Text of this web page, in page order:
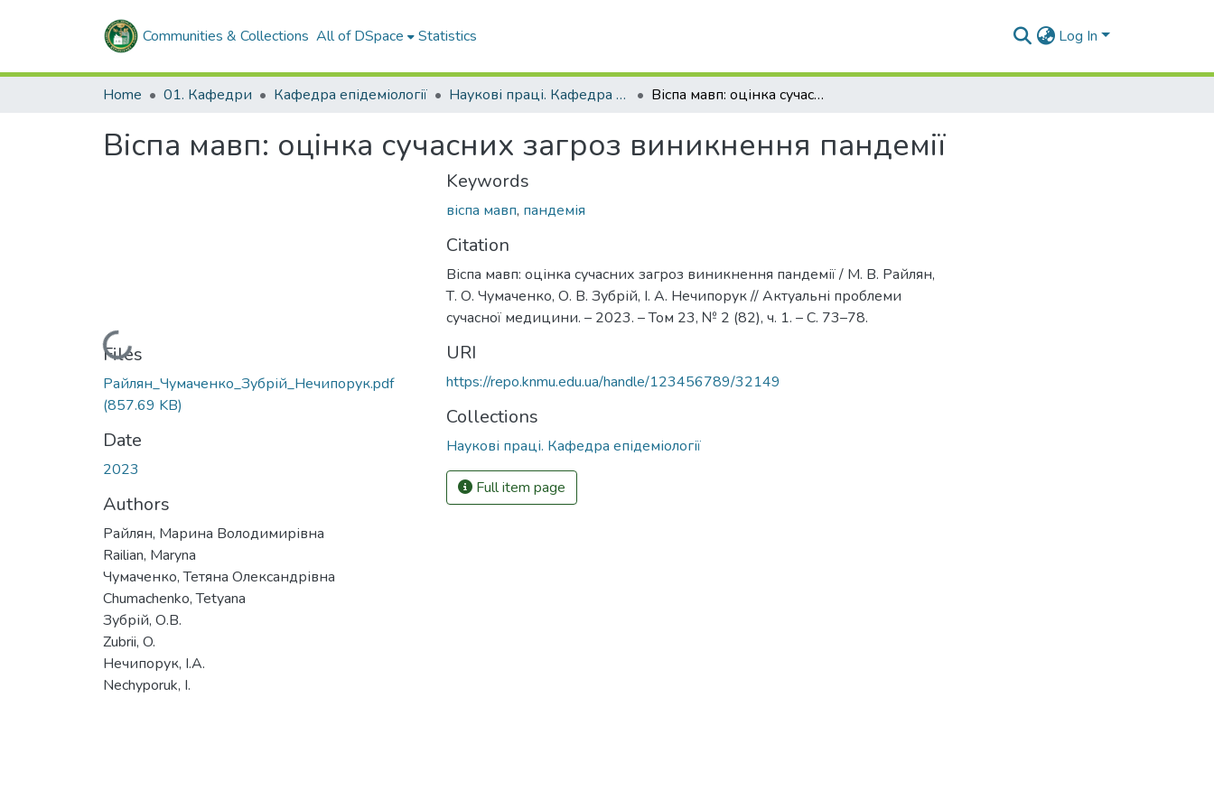
Communities & Collections All of DSpace Statistics Log In
Home 01. Кафедри Кафедра епідеміології Наукові праці. Кафедра епідеміології Віспа мавп: оцінка сучасних загроз виникнення пандемії
Віспа мавп: оцінка сучасних загроз виникнення пандемії
Loading...
Files
Райлян_Чумаченко_Зубрій_Нечипорук.pdf
(857.69 KB)
Date
2023
Authors
Райлян, Марина Володимирівна
Railian, Maryna
Чумаченко, Тетяна Олександрівна
Chumachenko, Tetyana
Зубрій, О.В.
Zubrii, O.
Нечипорук, І.А.
Nechyporuk, I.
Keywords
віспа мавп, пандемія
Citation
Віспа мавп: оцінка сучасних загроз виникнення пандемії / М. В. Райлян,
Т. О. Чумаченко, О. В. Зубрій, І. А. Нечипорук // Актуальні проблеми
сучасної медицини. – 2023. – Том 23, № 2 (82), ч. 1. – С. 73–78.
URI
https://repo.knmu.edu.ua/handle/123456789/32149
Collections
Наукові праці. Кафедра епідеміології
Full item page